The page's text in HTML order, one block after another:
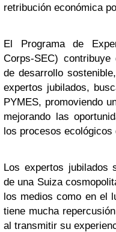
retribución económica
El Programa de
Corps-SEC)
de desarrollo
expertos jubilados,
PYMES, promoviendo
mejorando las
los procesos ecológicos
Los expertos jubilados
de una Suiza
los medios como en el
tiene mucha
al transmitir su